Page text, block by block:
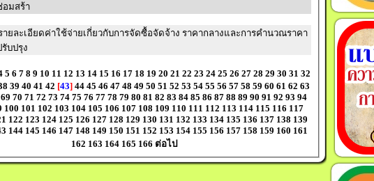
อมสร้า
ายละเอียดค่าใช้จ่ายเกี่ยวกับการจัดซื้อจัดจ้าง ราคากลางและการคำนวณราคา
บปรุง
5 6 7 8 9 10 11 12 13 14 15 16 17 18 19 20 21 22 23 24 25 26 27 28 29 30 31 32
39 40 41 42 [43] 44 45 46 47 48 49 50 51 52 53 54 55 56 57 58 59 60 61 62 63
69 70 71 72 73 74 75 76 77 78 79 80 81 82 83 84 85 86 87 88 89 90 91 92 93 94
100 101 102 103 104 105 106 107 108 109 110 111 112 113 114 115 116 117
122 123 124 125 126 127 128 129 130 131 132 133 134 135 136 137 138 139
144 145 146 147 148 149 150 151 152 153 154 155 156 157 158 159 160 161
162 163 164 165 166 ต่อไป